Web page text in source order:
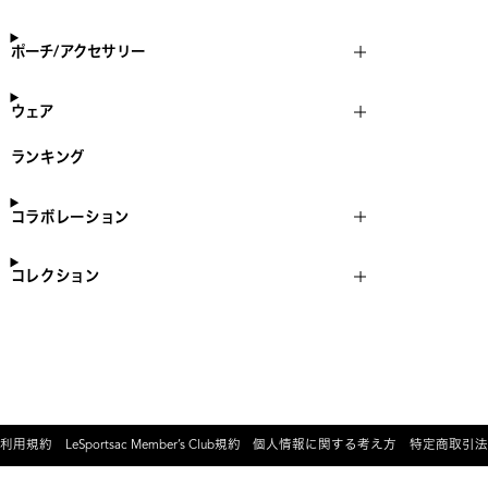
ポーチ/アクセサリー
ウェア
ランキング
コラボレーション
コレクション
利用規約 LeSportsac Member’s Club規約 個人情報に関する考え方 特定商取引